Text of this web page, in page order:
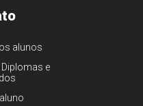
alunos
e